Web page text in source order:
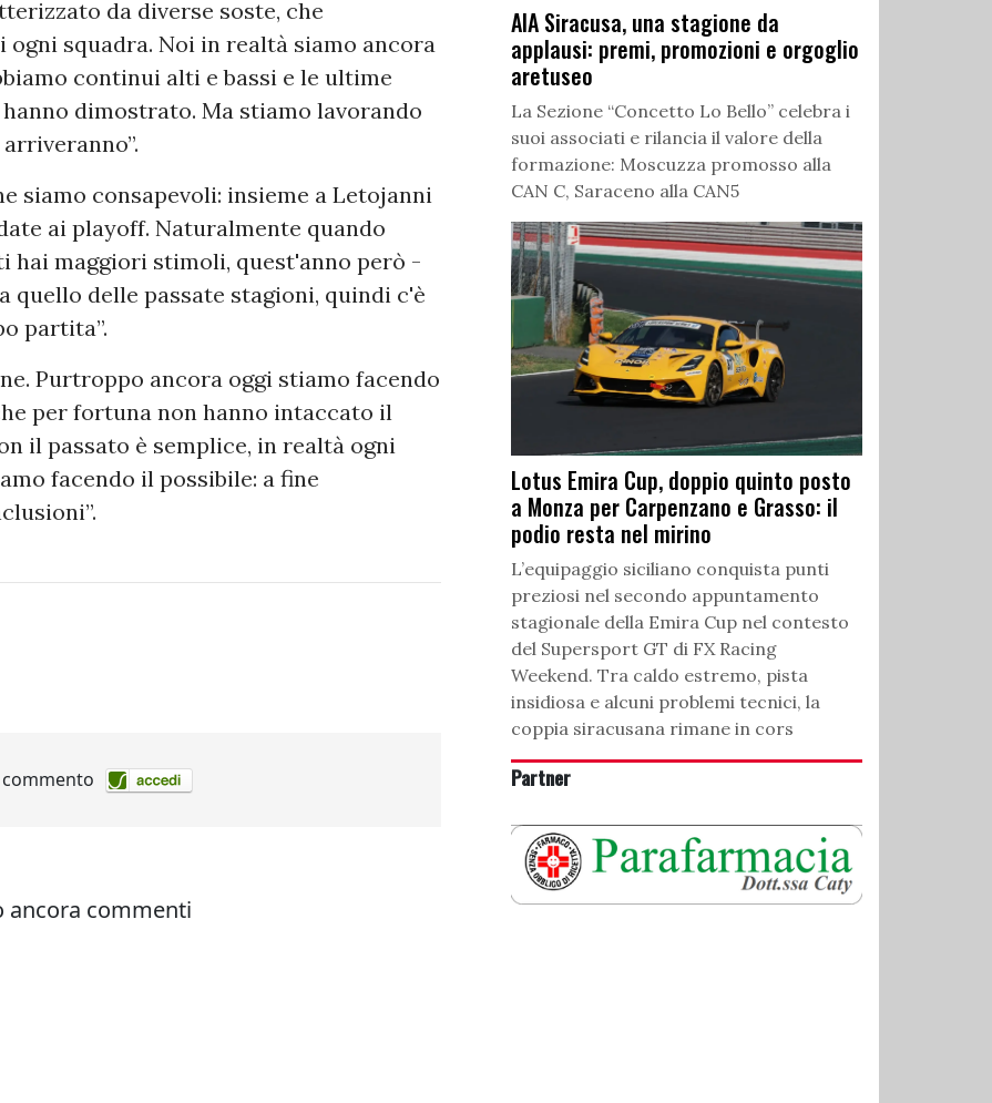
da diverse soste, che
squadra. Noi in realtà siamo ancora
continui alti e bassi e le ultime
dimostrato. Ma stiamo lavorando
siamo consapevoli: insieme a Letojanni
ai playoff. Naturalmente quando
maggiori stimoli, quest'anno però -
delle passate stagioni, quindi c'è
partita”.
Purtroppo ancora oggi stiamo facendo
per fortuna non hanno intaccato il
il passato è semplice, in realtà ogni
facendo il possibile: a fine
AIA Siracusa, una stagione da
applausi: premi, promozioni e orgoglio
aretuseo
La Sezione “Concetto Lo Bello” celebra i
suoi associati e rilancia il valore della
formazione: Moscuzza promosso alla
CAN C, Saraceno alla CAN5
Lotus Emira Cup, doppio quinto posto
a Monza per Carpenzano e Grasso: il
podio resta nel mirino
L’equipaggio siciliano conquista punti
preziosi nel secondo appuntamento
stagionale della Emira Cup nel contesto
del Supersport GT di FX Racing
Weekend. Tra caldo estremo, pista
insidiosa e alcuni problemi tecnici, la
coppia siracusana rimane in cors
Partner